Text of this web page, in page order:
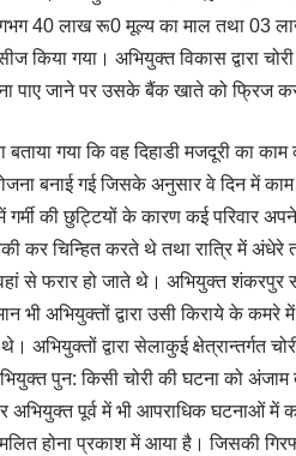
40 लाख रू0 मूल्य का माल तथा 03
किया गया। अभियुक्त विकास द्वारा
जाने पर उसके बैंक खाते को फ्रिज
गया कि वह दिहाडी मजदूरी का
बनाई गई जिसके अनुसार वे दिन में
की छुट्टियों के कारण कई परिवार
कर चिन्हित करते थे तथा रात्रि में अंधेरे
से फरार हो जाते थे। अभियुक्त
अभियुक्तों द्वारा उसी किराये के कमरे में
द्वारा सेलाकुई क्षेत्रान्तर्गत
पुन: किसी चोरी की घटना को
अभियुक्त पूर्व में भी आपराधिक घटनाओं
होना प्रकाश में आया है। जिसकी